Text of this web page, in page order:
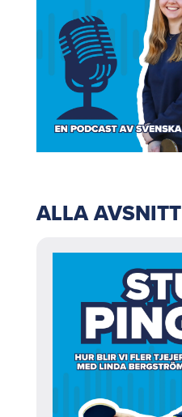
ALLA AVSNITT